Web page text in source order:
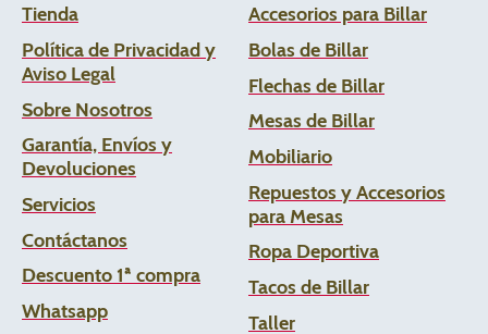
Tienda
Política de Privacidad y
Aviso Legal
Sobre Nosotros
Garantía, Envíos y
Devoluciones
Servicios
Contáctanos
Descuento 1ª compra
Whatsapp
Accesorios para Billar
Bolas de Billar
Flechas de Billar
Mesas de Billar
Mobiliario
Repuestos y Accesorios
para Mesas
Ropa Deportiva
Tacos de Billar
Taller